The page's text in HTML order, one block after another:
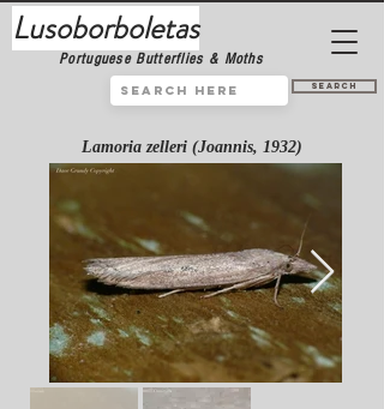
Lusoborboletas
Portuguese Butterflies & Moths
Search
Lamoria zelleri (Joannis, 1932)